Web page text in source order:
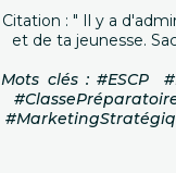
Citation : " Il y a
et de ta jeunesse.
Mots clés : #ESCP